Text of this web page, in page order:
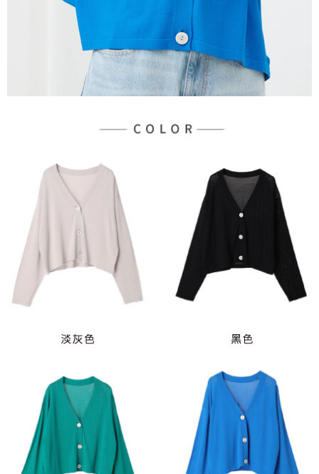
２．關於個人資料處理事宜，請瀏覽以下網址：
https://aftee.tw/terms/#terms3
３．未成年的使用者請事先徵得法定代理人或監護人之同意方可使用
「AFTEE先享後付」，若未經同意申辦者引起之損失，本公司不負相關責
４．使用「AFTEE先享後付」時，將依據個別帳號之用戶狀況，依本公司即
時審查核予不同之上限額度；若仍有額度不足之情形，本公司將視審查結果
請求用戶進行身份認證。
每筆NT$60，滿NT$888(含以上)免運費
每筆NT$90，滿NT$888(含以上)免運費